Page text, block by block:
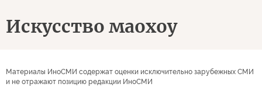
Искусство маохоу
Материалы ИноСМИ содержат оценки исключительно зарубежных СМИ
и не отражают позицию редакции ИноСМИ